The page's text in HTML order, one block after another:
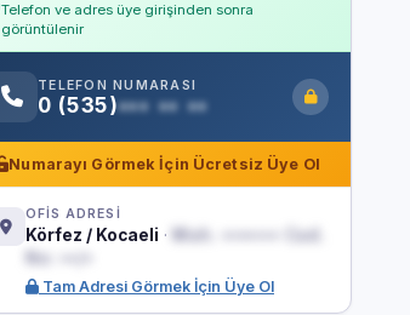
Telefon ve adres üye girişinden sonra
görüntülenir
TELEFON NUMARASI
0 (535)••• •• ••
Numarayı Görmek İçin Ücretsiz Üye Ol
OFİS ADRESİ
Körfez / Kocaeli ·
Mah. ••••••• Cad.
Tam Adresi Görmek İçin Üye Ol